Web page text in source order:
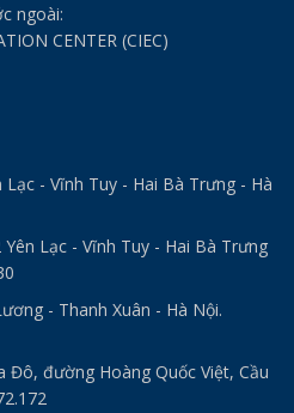
ngoài:
CENTER (CIEC)
Lạc - Vĩnh Tuy - Hai Bà Trưng - Hà
Lạc - Vĩnh Tuy - Hai Bà Trưng
- Thanh Xuân - Hà Nội.
Đô, đường Hoàng Quốc Việt, Cầu